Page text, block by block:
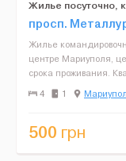
Жилье посуточно,
просп.
Жилье
центре Мариуполя,
срока проживания.
свяжитесь с нами
4 1
500 грн